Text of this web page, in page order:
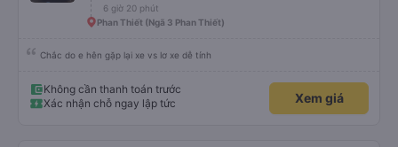
6 giờ 20 phút
Phan Thiết (Ngã 3 Phan Thiết)
Chắc do e hên gặp lại xe vs lơ xe dễ tính
Không cần thanh toán trước
Xác nhận chỗ ngay lập tức
Xem giá